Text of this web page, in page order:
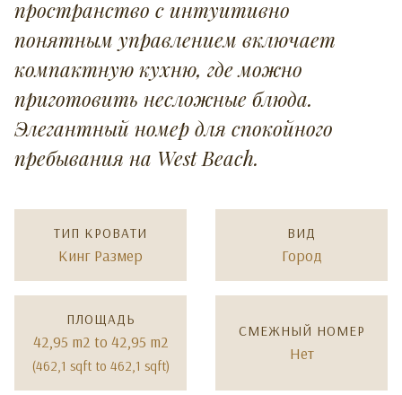
пространство с интуитивно
понятным управлением включает
компактную кухню, где можно
приготовить несложные блюда.
Элегантный номер для спокойного
пребывания на West Beach.
Кинг Размер
ТИП КРОВАТИ
Город
ВИД
42,95 m2 to 42,95 m2
(462,1 sqft to 462,1 sqft)
ПЛОЩАДЬ
Нет
СМЕЖНЫЙ НОМЕР